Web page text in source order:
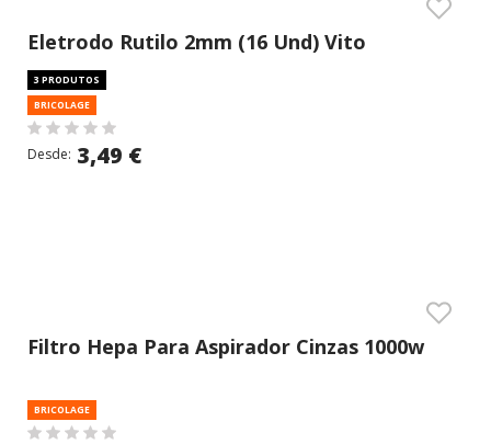
Eletrodo Rutilo 2mm (16 Und) Vito
3 PRODUTOS
BRICOLAGE
Desde: 3,49 €
Filtro Hepa Para Aspirador Cinzas 1000w
BRICOLAGE